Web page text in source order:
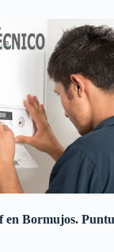
en Bormujos.